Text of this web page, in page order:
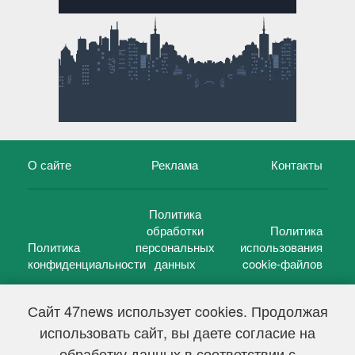
Сайт 47news использует cookies. Продолжая
использовать сайт, вы даете согласие на
О сайте Реклама Контакты
Политика
конфиденциальности
Политика
обработки
персональных
данных
Политика
использования
cookie-файлов
47 новостей (47 news)2005 — 2026 г.